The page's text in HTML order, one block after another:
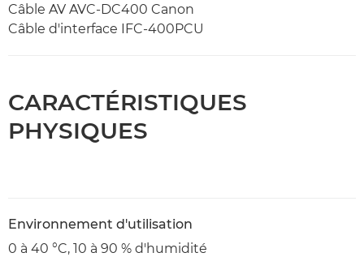
Câble AV AVC-DC400 Canon
Câble d'interface IFC-400PCU
CARACTÉRISTIQUES
PHYSIQUES
Environnement d'utilisation
0 à 40 °C, 10 à 90 % d'humidité